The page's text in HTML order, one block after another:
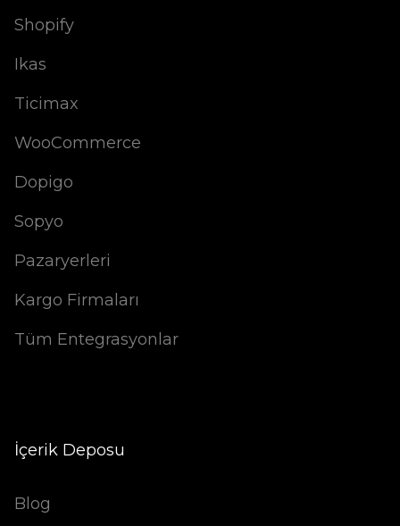
Shopify
Ikas
Ticimax
WooCommerce
Dopigo
Sopyo
Pazaryerleri
Kargo Firmaları
Tüm Entegrasyonlar
İçerik Deposu
Blog